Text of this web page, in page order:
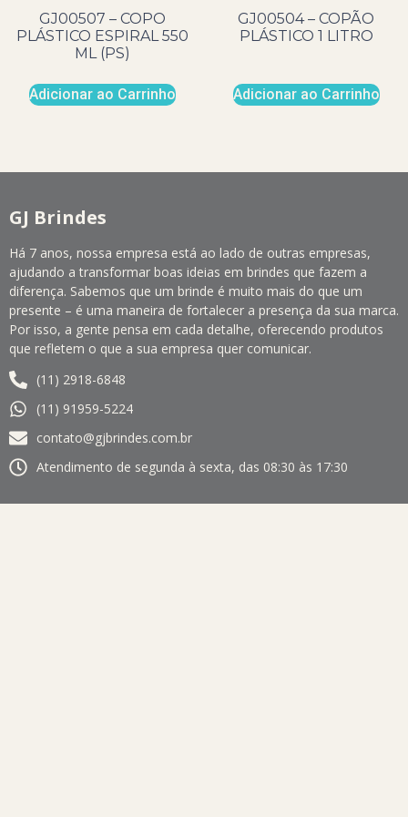
GJ00507 – COPO
PLÁSTICO ESPIRAL 550
ML (PS)
Adicionar ao Carrinho
GJ00504 – COPÃO
PLÁSTICO 1 LITRO
Adicionar ao Carrinho
GJ Brindes
Há 7 anos, nossa empresa está ao lado de outras empresas,
ajudando a transformar boas ideias em brindes que fazem a
diferença. Sabemos que um brinde é muito mais do que um
presente – é uma maneira de fortalecer a presença da sua marca.
Por isso, a gente pensa em cada detalhe, oferecendo produtos
que refletem o que a sua empresa quer comunicar.
(11) 2918-6848
(11) 91959-5224
contato@gjbrindes.com.br
Atendimento de segunda à sexta, das 08:30 às 17:30